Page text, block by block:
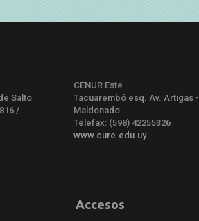
Salto
/
CENUR Este
Tacuarembó esq. Av. Artigas -
Maldonado
Telefax: (598) 42255326
www.cure.edu.uy
Accesos